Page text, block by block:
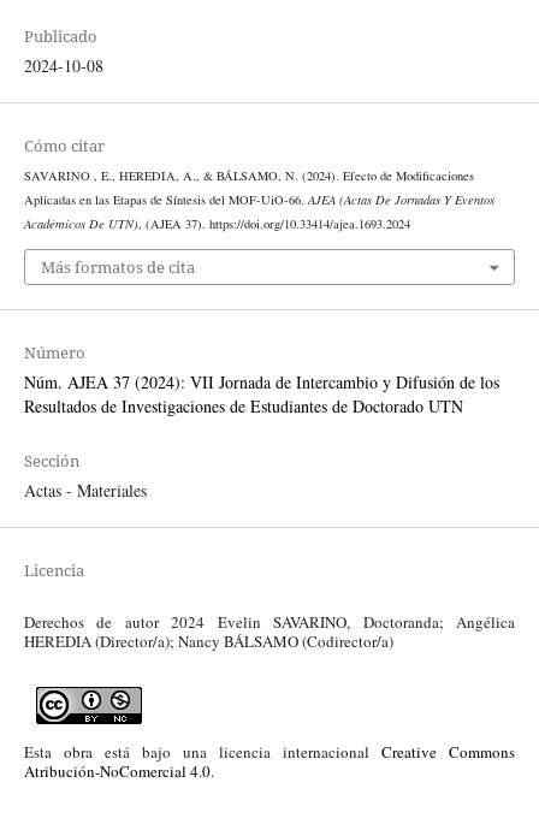
Publicado
2024-10-08
Cómo citar
SAVARINO , E., HEREDIA, A., & BÁLSAMO, N. (2024). Efecto de Modificaciones
Aplicadas en las Etapas de Síntesis del MOF-UiO-66.AJEA (Actas De Jornadas Y Eventos
Académicos De UTN), (AJEA 37). https://doi.org/10.33414/ajea.1693.2024
Más formatos de cita
Número
Núm. AJEA 37 (2024): VII Jornada de Intercambio y Difusión de los
Resultados de Investigaciones de Estudiantes de Doctorado UTN
Sección
Actas - Materiales
Licencia
Derechos de autor 2024 Evelin SAVARINO, Doctoranda; Angélica
HEREDIA (Director/a); Nancy BÁLSAMO (Codirector/a)
Esta obra está bajo una licencia internacionalCreative Commons
Atribución-NoComercial 4.0.